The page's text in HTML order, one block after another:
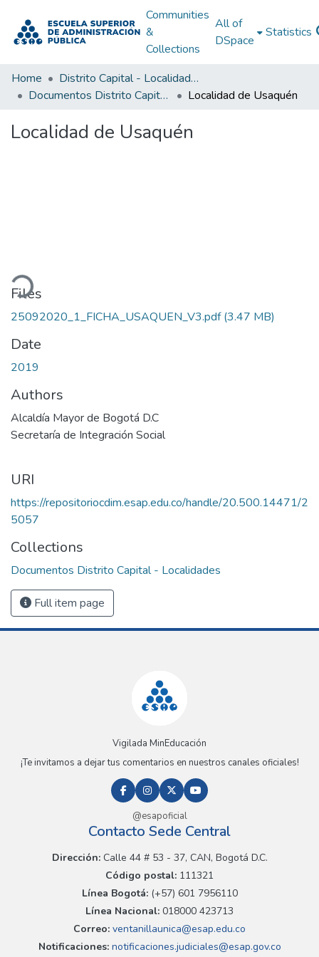
Communities
&
Collections
All of
DSpace
Statistics
Home
Distrito Capital - Localidades
Documentos Distrito Capital - Localidades
Localidad de Usaquén
Localidad de Usaquén
Files
25092020_1_FICHA_USAQUEN_V3.pdf(3.47 MB)
Date
2019
Authors
Alcaldía Mayor de Bogotá D.C
Secretaría de Integración Social
URI
https://repositoriocdim.esap.edu.co/handle/20.500.14471/2
5057
Collections
Documentos Distrito Capital - Localidades
Full item page
Vigilada MinEducación
¡Te invitamos a dejar tus comentarios en nuestros canales oficiales!
@esapoficial
Contacto Sede Central
Dirección:Calle 44 # 53 - 37, CAN, Bogotá D.C.
Código postal: 111321
Línea Bogotá:(+57) 601 7956110
Línea Nacional: 018000 423713
Correo: ventanillaunica@esap.edu.co
Notificaciones:notificaciones.judiciales@esap.gov.co